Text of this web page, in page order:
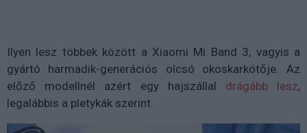
Ilyen lesz többek között a Xiaomi Mi Band 3, vagyis a
gyártó harmadik-generációs olcsó okoskarkötője. Az
előző modellnél azért egy hajszállal drágább lesz,
legalábbis a pletykák szerint.